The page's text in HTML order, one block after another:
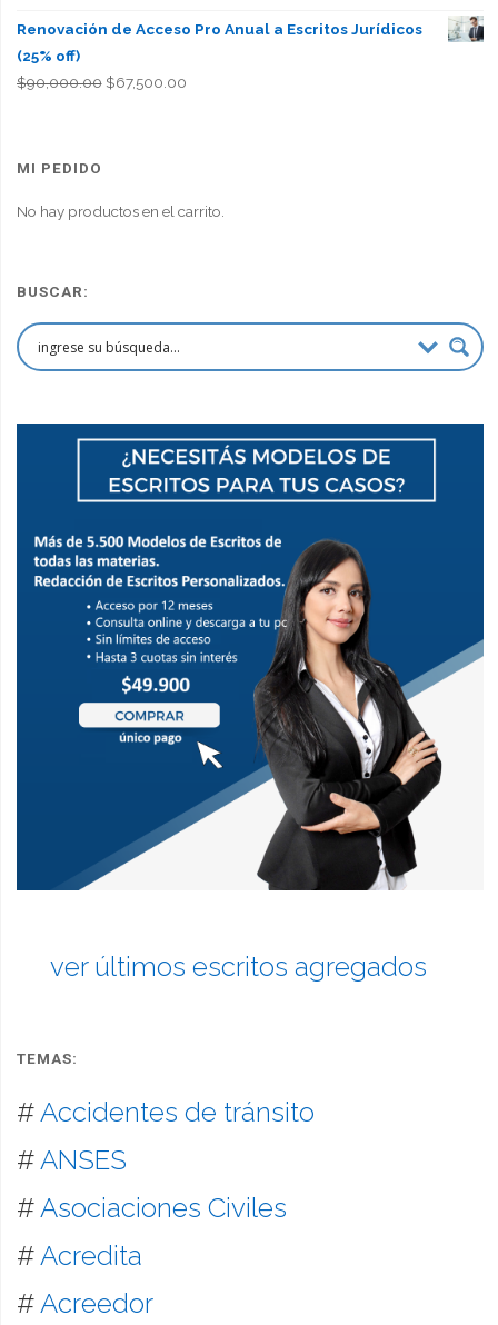
Renovación de Acceso Pro Anual a Escritos Jurídicos
(25% off)
$90,000.00 El
$67,500.00El
MI PEDIDO
No hay productos en el carrito.
BUSCAR:
ver últimos escritos agregados
TEMAS:
#Accidentes de tránsito
#ANSES
#Asociaciones Civiles
#Acredita
#Acreedor